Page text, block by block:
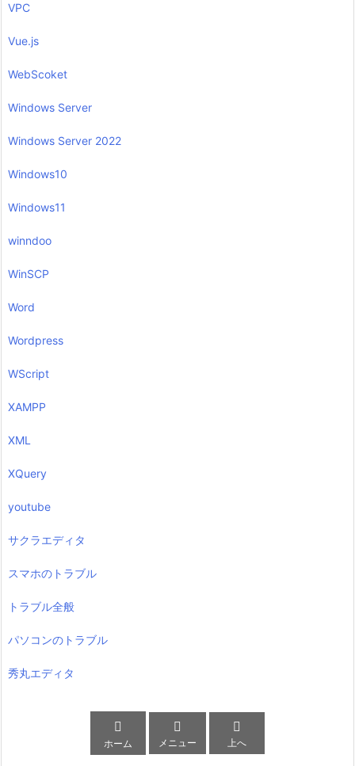
VPC
Vue.js
WebScoket
Windows Server
Windows Server 2022
Windows10
Windows11
winndoo
WinSCP
Word
Wordpress
WScript
XAMPP
XML
XQuery
youtube
サクラエディタ
スマホのトラブル
トラブル全般
パソコンのトラブル
秀丸エディタ

ホーム

メニュー

上へ